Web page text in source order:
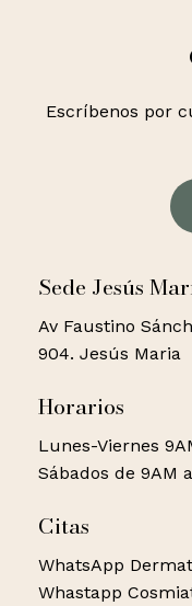
Escríbenos por
Sede Jesús
Av Faustino
904. Jesús Maria
Horarios
Lunes-Viernes
Sábados de 9AM
Citas
WhatsApp
Whastapp